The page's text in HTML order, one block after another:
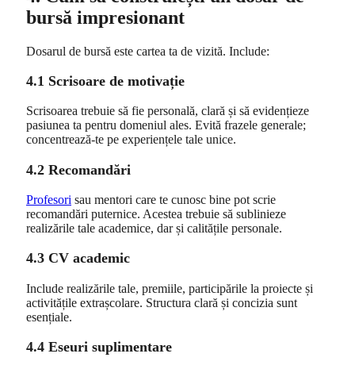
bursă impresionant
Dosarul de bursă este cartea ta de vizită. Include:
4.1 Scrisoare de motivație
Scrisoarea trebuie să fie personală, clară și să evidențieze
pasiunea ta pentru domeniul ales. Evită frazele generale;
concentrează-te pe experiențele tale unice.
4.2 Recomandări
Profesori sau mentori care te cunosc bine pot scrie
recomandări puternice. Acestea trebuie să sublinieze
realizările tale academice, dar și calitățile personale.
4.3 CV academic
Include realizările tale, premiile, participările la proiecte și
activitățile extrașcolare. Structura clară și concizia sunt
esențiale.
4.4 Eseuri suplimentare